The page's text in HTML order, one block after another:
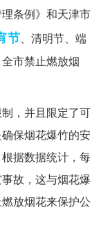
条例》和天津市
节、清明节、端
市禁止燃放烟
，并且限定了可
保烟花爆竹的安
据数据统计，每
故，这与烟花爆
放烟花来保护公